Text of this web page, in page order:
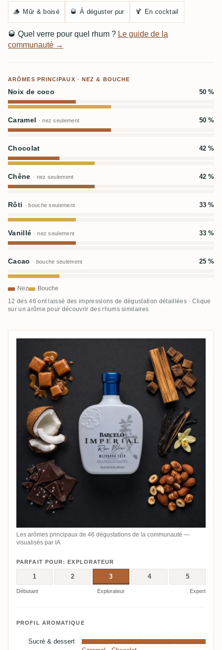
🪵 Mûr & boisé 🥃 À déguster pur 🍹 En cocktail
🥃 Quel verre pour quel rhum ? Le guide de la
communauté →
ARÔMES PRINCIPAUX · NEZ & BOUCHE
Noix de coco 50 %
Caramel · nez seulement 50 %
Chocolat 42 %
Chêne · nez seulement 42 %
Rôti · bouche seulement 33 %
Vanillé · nez seulement 33 %
Cacao · bouche seulement 25 %
Nez Bouche
12 des 46 ont laissé des impressions de dégustation détaillées · Clique
sur un arôme pour découvrir des rhums similaires
Les arômes principaux de 46 dégustations de la communauté —
visualisés par IA
PARFAIT POUR: EXPLORATEUR
1 2 3 4 5
Débutant Explorateur Expert
PROFIL AROMATIQUE
Sucré & dessert